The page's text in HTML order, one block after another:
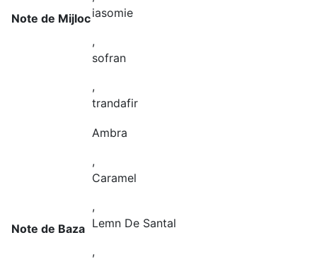
Note de Mijlociasomie
,
sofran
,
trandafir
Note de Baza
Ambra
,
Caramel
,
Lemn De Santal
,